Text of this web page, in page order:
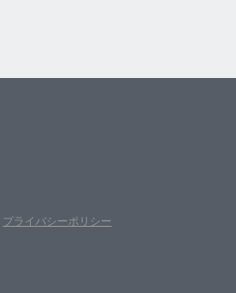
プライバシーポリシー